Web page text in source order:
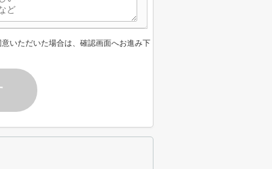
いただいた場合は、確認画面へお進み下